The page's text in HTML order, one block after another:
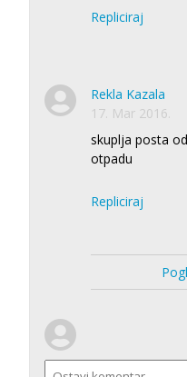
Repliciraj
Rekla Kazala
17. Mar 2016.
skuplja posta
otpadu
Repliciraj